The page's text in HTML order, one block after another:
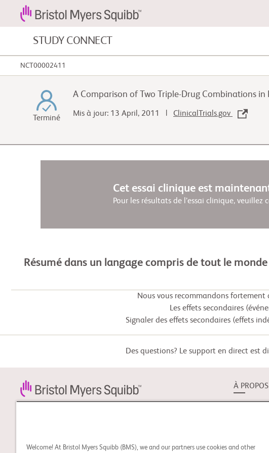
STUDY CONNECT
NCT00002411
Terminé
A Comparison of Two Triple-Drug Combinations
Mis à jour: 13 April, 2011 | ClinicalTrials.gov
Cet essai clinique est
Pour les résultats de l’essai clinique, veuillez
Résumé dans un langage compris de tout le monde
Nous vous recommandons fortement
Les effets secondaires
Signaler des effets secondaires (effets
Des questions? Le support en direct est
propos des essais cliniques
À
Welcome! At Bristol Myers Squibb (BMS), we and our partners use cookies and other